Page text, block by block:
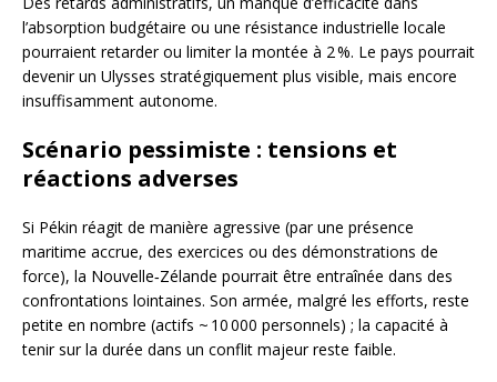
l’absorption budgétaire ou une résistance industrielle locale
pourraient retarder ou limiter la montée à 2 %. Le pays pourrait
devenir un Ulysses stratégiquement plus visible, mais encore
insuffisamment autonome.
Scénario pessimiste : tensions et
réactions adverses
Si Pékin réagit de manière agressive (par une présence
maritime accrue, des exercices ou des démonstrations de
force), la Nouvelle‑Zélande pourrait être entraînée dans des
confrontations lointaines. Son armée, malgré les efforts, reste
petite en nombre (actifs ~ 10 000 personnels) ; la capacité à
tenir sur la durée dans un conflit majeur reste faible.